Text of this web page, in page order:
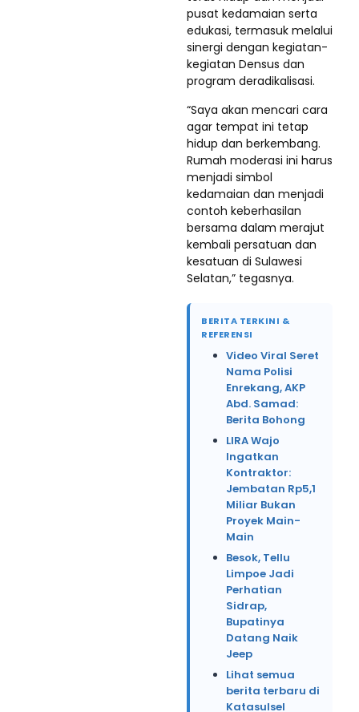
pusat kedamaian serta
edukasi, termasuk melalui
sinergi dengan kegiatan-
kegiatan Densus dan
program deradikalisasi.
“Saya akan mencari cara
agar tempat ini tetap
hidup dan berkembang.
Rumah moderasi ini harus
menjadi simbol
kedamaian dan menjadi
contoh keberhasilan
bersama dalam merajut
kembali persatuan dan
kesatuan di Sulawesi
Selatan,” tegasnya.
BERITA TERKINI &
REFERENSI
Video Viral Seret
Nama Polisi
Enrekang, AKP
Abd. Samad:
Berita Bohong
LIRA Wajo
Ingatkan
Kontraktor:
Jembatan Rp5,1
Miliar Bukan
Proyek Main-
Main
Besok, Tellu
Limpoe Jadi
Perhatian
Sidrap,
Bupatinya
Datang Naik
Jeep
Lihat semua
berita terbaru di
Katasulsel